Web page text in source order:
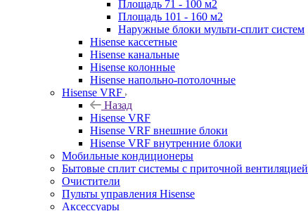
Площадь 71 - 100 м2
Площадь 101 - 160 м2
Наружные блоки мульти-сплит систем
Hisense кассетные
Hisense канальные
Hisense колонные
Hisense напольно-потолочные
Hisense VRF
Назад
Hisense VRF
Hisense VRF внешние блоки
Hisense VRF внутренние блоки
Мобильные кондиционеры
Бытовые сплит системы с приточной вентиляцией
Очистители
Пульты управления Hisense
Аксессуары